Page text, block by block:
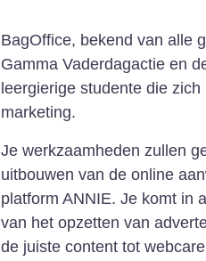
BagOffice, bekend van alle
Gamma Vaderdagactie en
leergierige studente die
marketing.
Je werkzaamheden zullen
uitbouwen van de online
platform ANNIE. Je komt in
van het opzetten van
de juiste content tot